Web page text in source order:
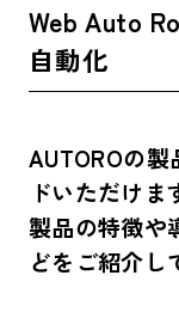
Web Auto
自動化
AUTOROの
ドいただけま
製品の特徴や
どをご紹介し